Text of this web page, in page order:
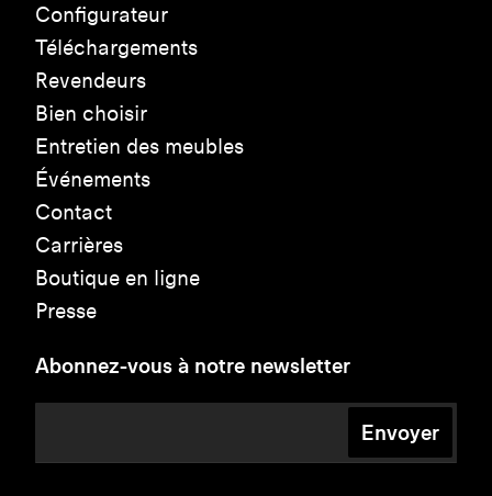
Configurateur
Téléchargements
Revendeurs
Bien choisir
Entretien des meubles
Événements
Contact
Carrières
Boutique en ligne
Presse
Abonnez-vous à notre newsletter
Envoyer